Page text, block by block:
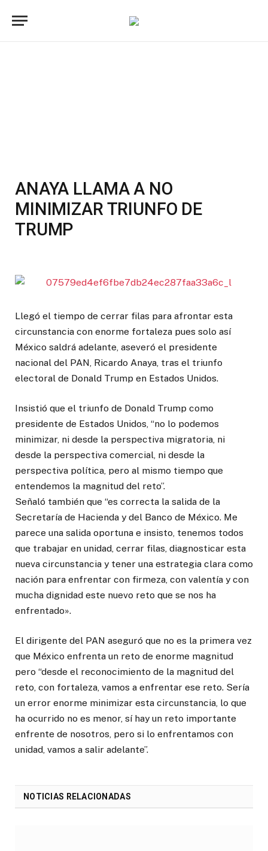
ANAYA LLAMA A NO
MINIMIZAR TRIUNFO DE
TRUMP
Llegó el tiempo de cerrar filas para afrontar esta
circunstancia con enorme fortaleza pues solo así
México saldrá adelante, aseveró el presidente
nacional del PAN, Ricardo Anaya, tras el triunfo
electoral de Donald Trump en Estados Unidos.
Insistió que el triunfo de Donald Trump como
presidente de Estados Unidos, “no lo podemos
minimizar, ni desde la perspectiva migratoria, ni
desde la perspectiva comercial, ni desde la
perspectiva política, pero al mismo tiempo que
entendemos la magnitud del reto”.
Señaló también que “es correcta la salida de la
Secretaría de Hacienda y del Banco de México. Me
parece una salida oportuna e insisto, tenemos todos
que trabajar en unidad, cerrar filas, diagnosticar esta
nueva circunstancia y tener una estrategia clara como
nación para enfrentar con firmeza, con valentía y con
mucha dignidad este nuevo reto que se nos ha
enfrentado».
El dirigente del PAN aseguró que no es la primera vez
que México enfrenta un reto de enorme magnitud
pero “desde el reconocimiento de la magnitud del
reto, con fortaleza, vamos a enfrentar ese reto. Sería
un error enorme minimizar esta circunstancia, lo que
ha ocurrido no es menor, sí hay un reto importante
enfrente de nosotros, pero si lo enfrentamos con
unidad, vamos a salir adelante”.
NOTICIAS RELACIONADAS